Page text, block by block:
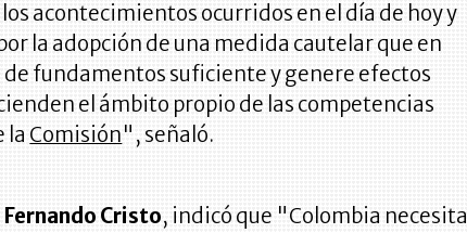
acontecimientos ocurridos en el día de hoy y
la adopción de una medida cautelar que en
fundamentos suficiente y genere efectos
el ámbito propio de las competencias
la Comisión", señaló.
Fernando Cristo, indicó que "Colombia necesita